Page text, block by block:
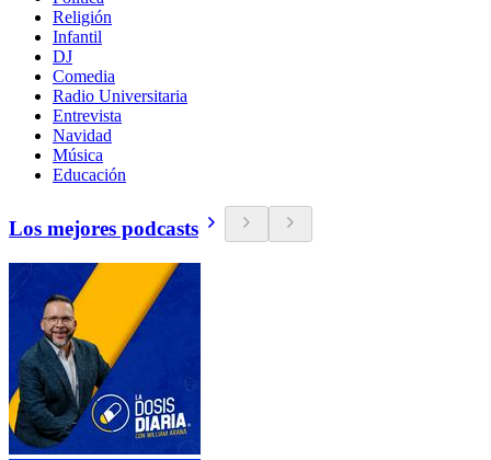
Religión
Infantil
DJ
Comedia
Radio Universitaria
Entrevista
Navidad
Música
Educación
Los mejores podcasts